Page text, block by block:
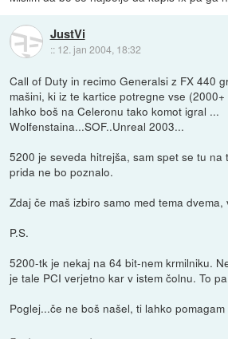
JustVi
:: 12. jan 2004, 18:32
Call of Duty in recimo Generalsi z FX 440
mašini, ki iz te kartice potregne vse (2000+
lahko boš na Celeronu tako komot igral ...
Wolfenstaina...SOF..Unreal 2003...
5200 je seveda hitrejša, sam spet se tu na
prida ne bo poznalo.
Zdaj če maš izbiro samo med tema dvema,
P.S.
5200-tk je nekaj na 64 bit-nem krmilniku.
je tale PCI verjetno kar v istem čolnu. To
Poglej...če ne boš našel, ti lahko pomagam